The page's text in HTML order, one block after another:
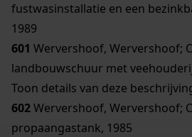
fustwasinstallatie en een
1989
601 Wervershoof, Wervershoof;
landbouwschuur met
Toon details van deze
602Wervershoof, Wervershoof;
propaangastank, 1985